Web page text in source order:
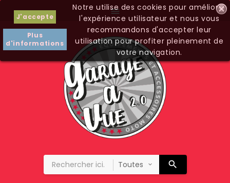

J'accepte
Plus
d'informations
Notre utilise des cookies pour améliorer
l'expérience utilisateur et nous vous
recommandons d'accepter leur
utilisation pour profiter pleinement de
votre navigation.